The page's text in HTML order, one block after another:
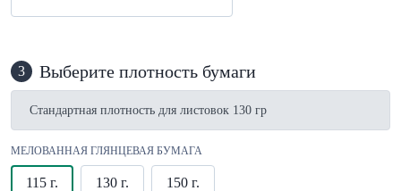
3 Выберите плотность бумаги
Стандартная плотность для листовок 130 гр
МЕЛОВАННАЯ ГЛЯНЦЕВАЯ БУМАГА
115 г. 130 г. 150 г.